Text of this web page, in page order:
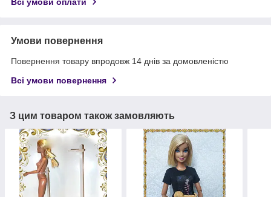
Всі умови оплати
Умови повернення
Повернення товару впродовж 14 днів за домовленістю
Всі умови повернення
З цим товаром також замовляють